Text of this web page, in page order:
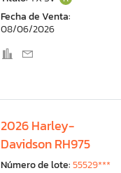
Fecha de Venta:
08/06/2026
2026 Harley-
Davidson RH975
Número de lote:55529***